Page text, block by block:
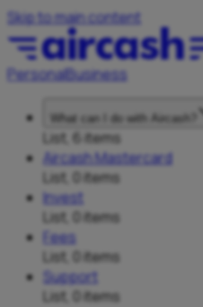
Skip to main content
PersonalBusiness
What can I do with Aircash?
List, 6 items
Aircash Mastercard
List, 0 items
Invest
List, 0 items
Fees
List, 0 items
Support
List, 0 items